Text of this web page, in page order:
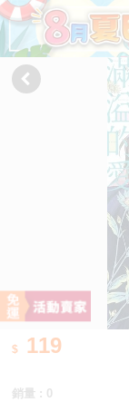
119
銷量 : 0